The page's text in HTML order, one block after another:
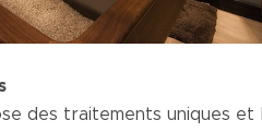
des traitements uniques